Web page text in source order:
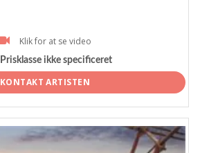
Klik for at se video
Prisklasse ikke specificeret
KONTAKT ARTISTEN